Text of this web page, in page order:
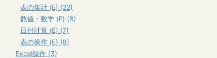
表の集計 (E) (22)
数値・数学 (E) (8)
日付計算 (E) (7)
表の操作 (E) (8)
Excel操作 (3)